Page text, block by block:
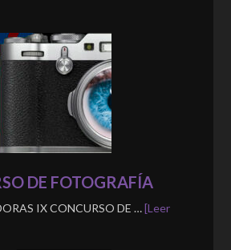
DE FOTOGRAFÍA
IX CONCURSO DE …[Leer